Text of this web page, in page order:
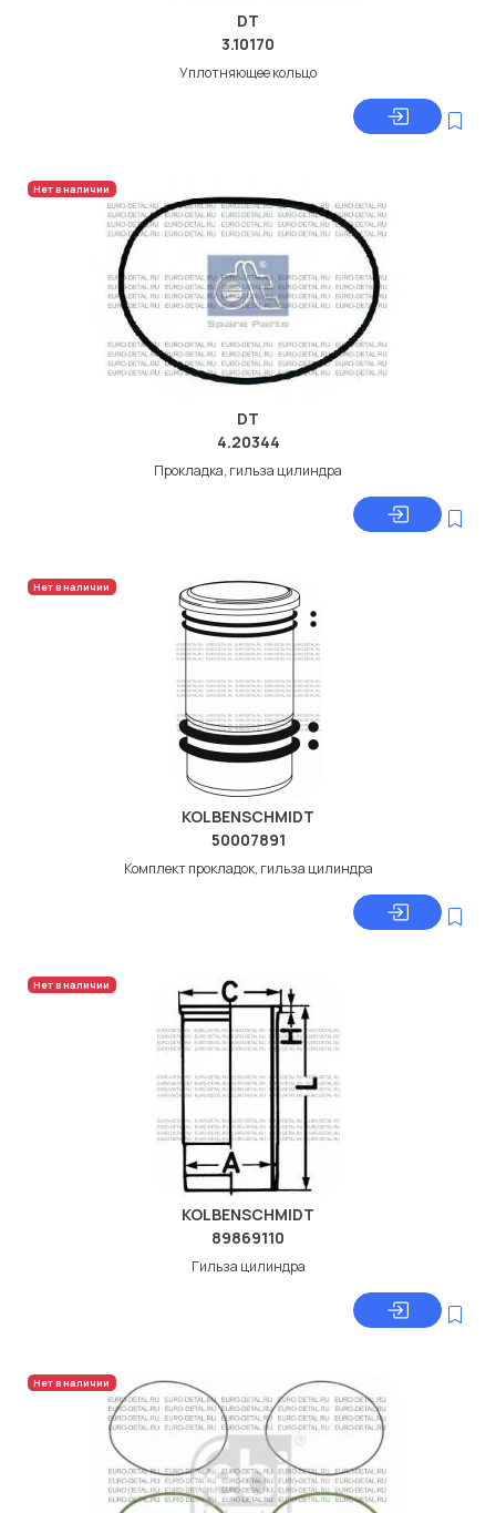
DT
3.10170
Уплотняющее кольцо
Нет в наличии
DT
4.20344
Прокладка, гильза цилиндра
Нет в наличии
KOLBENSCHMIDT
50007891
Комплект прокладок, гильза цилиндра
Нет в наличии
KOLBENSCHMIDT
89869110
Гильза цилиндра
Нет в наличии